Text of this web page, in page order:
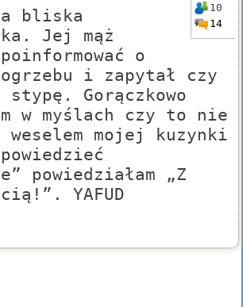
10
14
bliska
Jej mąż
o
i zapytał czy
Gorączkowo
w myślach czy to nie
mojej kuzynki
powiedziałam „Z
YAFUD